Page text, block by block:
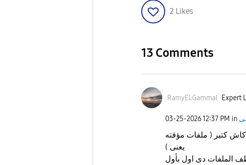
2 Likes
13 Comments
RamyELGammal Expert
‎03-25-202612:37 PM in
كاش كتير ( ملفات مؤقته
يعنى )
الملفات دى اول بأول